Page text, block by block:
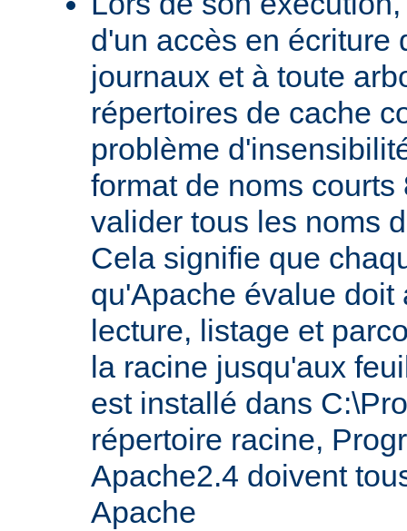
d'un accès en écriture
journaux et à toute
répertoires de cache
problème
format de noms courts
valider tous les noms
Cela signifie que
qu'Apache évalue doit
lecture, listage et
la racine jusqu'aux
est installé dans
répertoire racine,
Apache2.4 doivent
Apache